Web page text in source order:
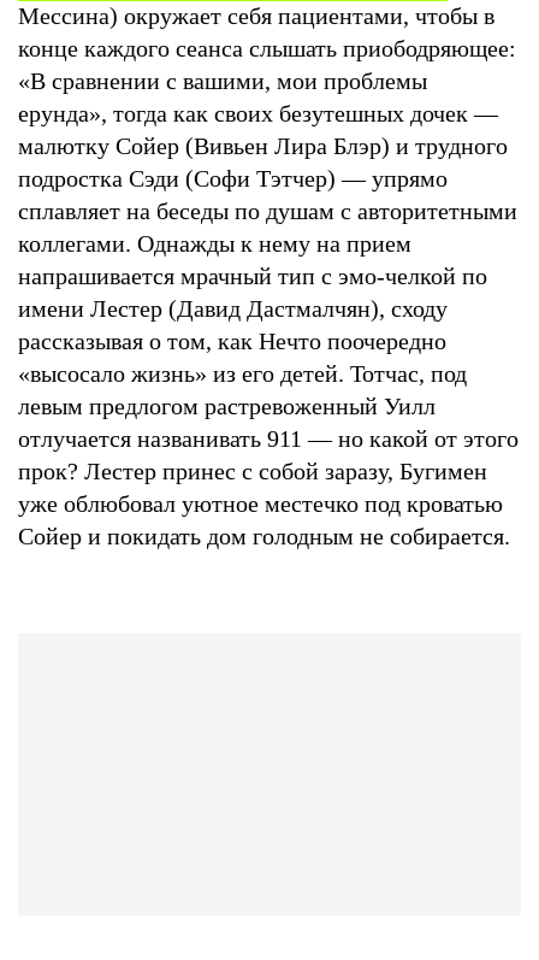
Мессина) окружает себя пациентами, чтобы в
конце каждого сеанса слышать приободряющее:
«В сравнении с вашими, мои проблемы
ерунда», тогда как своих безутешных дочек —
малютку Сойер (Вивьен Лира Блэр) и трудного
подростка Сэди (Софи Тэтчер) — упрямо
сплавляет на беседы по душам с авторитетными
коллегами. Однажды к нему на прием
напрашивается мрачный тип с эмо-челкой по
имени Лестер (Давид Дастмалчян), сходу
рассказывая о том, как Нечто поочередно
«высосало жизнь» из его детей. Тотчас, под
левым предлогом растревоженный Уилл
отлучается названивать 911 — но какой от этого
прок? Лестер принес с собой заразу, Бугимен
уже облюбовал уютное местечко под кроватью
Сойер и покидать дом голодным не собирается.